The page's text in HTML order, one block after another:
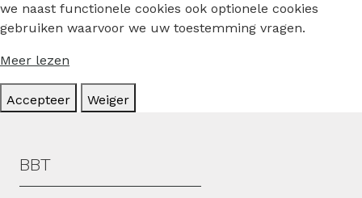
we naast functionele cookies ook optionele cookies
gebruiken waarvoor we uw toestemming vragen.
Meer lezen
Accepteer Weiger
Hoofdmenu
BBT